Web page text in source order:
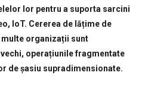
lor pentru a suporta sarcini
IoT. Cererea de lățime de
multe organizații sunt
operațiunile fragmentate
de șasiu supradimensionate.